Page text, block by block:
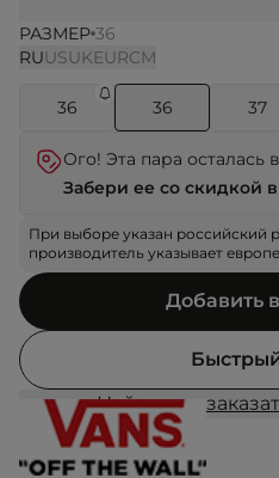
РАЗМЕР 36
RUUSUKEURСМ
36 36 37
Ого! Эта пара
Забери ее со скидкой
При выборе указан российский
производитель указывает
Добавить
Найти или